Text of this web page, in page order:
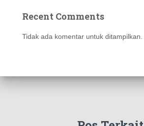
Recent Comments
Tidak ada komentar untuk ditampilkan.